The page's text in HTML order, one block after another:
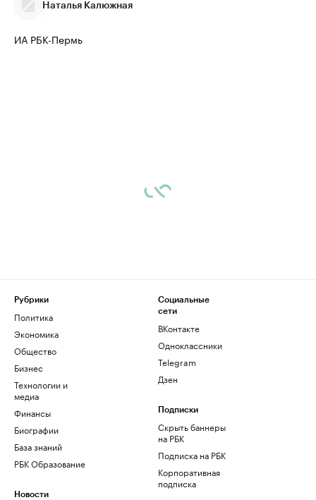
Наталья Калюжная
ИА РБК-Пермь
Рубрики
Политика
Экономика
Общество
Бизнес
Технологии и
медиа
Финансы
Биографии
База знаний
РБК Образование
Новости
Социальные
сети
ВКонтакте
Одноклассники
Telegram
Дзен
Подписки
Скрыть баннеры
на РБК
Подписка на РБК
Корпоративная
подписка